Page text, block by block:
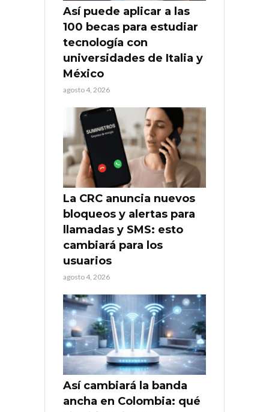
Así puede aplicar a las
100 becas para estudiar
tecnología con
universidades de Italia y
México
agosto 4, 2026
La CRC anuncia nuevos
bloqueos y alertas para
llamadas y SMS: esto
cambiará para los
usuarios
agosto 4, 2026
Así cambiará la banda
ancha en Colombia: qué